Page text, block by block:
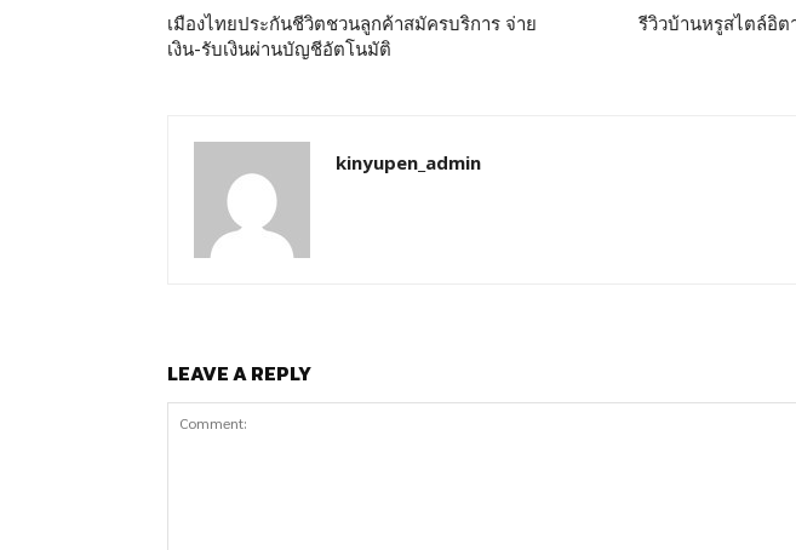
เมืองไทยประกันชีวิตชวนลูกค้าสมัครบริการ จ่าย
เงิน-รับเงินผ่านบัญชีอัตโนมัติ
รีวิวบ้านหรูสไตล์อิต
kinyupen_admin
LEAVE A REPLY